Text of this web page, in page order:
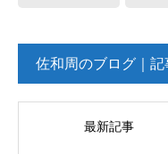
佐和周のブログ｜記
最新記事